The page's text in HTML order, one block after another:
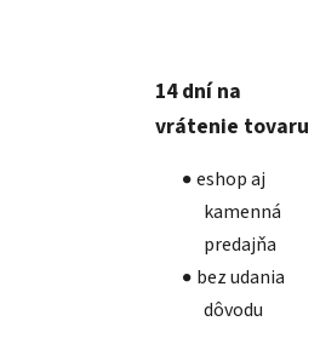
14 dní na
vrátenie tovaru
eshop aj
kamenná
predajňa
bez udania
dôvodu